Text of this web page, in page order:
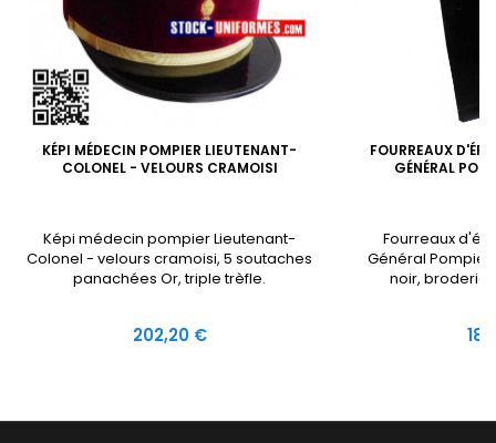
KÉPI MÉDECIN POMPIER LIEUTENANT-
COLONEL - VELOURS CRAMOISI
Képi médecin pompier Lieutenant-
Colonel - velours cramoisi, 5 soutaches
panachées Or, triple trèfle.
Prix
202,20 €
FOURREAUX
GÉNÉRAL
Fourreaux
Général
noir, broderie
Prix